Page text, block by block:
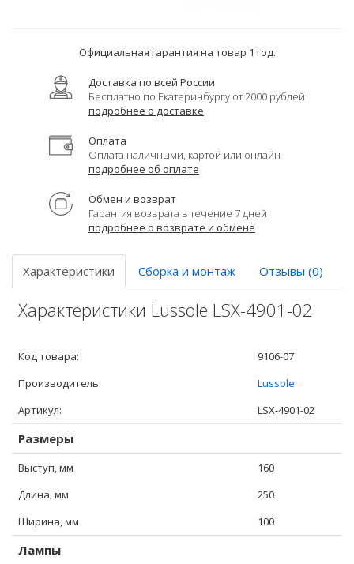
Официальная гарантия на товар 1 год.
Доставка по всей России
Бесплатно по Екатеринбургу от 2000 рублей
подробнее о доставке
Оплата
Оплата наличными, картой или онлайн
подробнее об оплате
Обмен и возврат
Гарантия возврата в течение 7 дней
подробнее о возврате и обмене
Характеристики Сборка и монтаж Отзывы (0)
Характеристики Lussole LSX-4901-02
Код товара:
9106-07
Производитель:
Lussole
Артикул:
LSX-4901-02
Размеры
Выступ, мм
160
Длина, мм
250
Ширина, мм
100
Лампы